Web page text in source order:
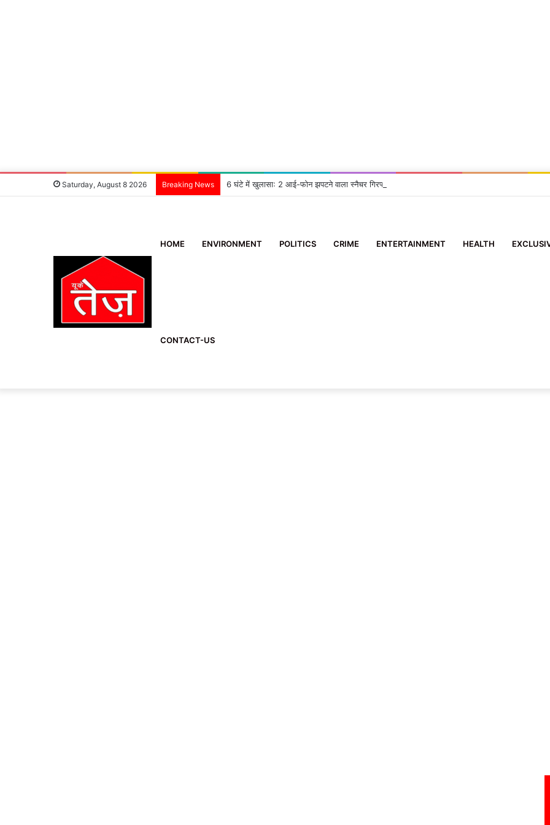
Saturday, August 8 2026 Breaking News 6 घंटे में खुलासा: 2 आई-फोन झपटने वाला स्नैचर गिरफ्तार
HOME ENVIRONMENT POLITICS CRIME ENTERTAINMENT HEALTH
CONTACT-US